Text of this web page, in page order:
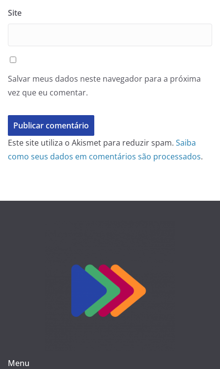
Site
Salvar meus dados neste navegador para a próxima
vez que eu comentar.
Este site utiliza o Akismet para reduzir spam. Saiba
como seus dados em comentários são processados.
Menu